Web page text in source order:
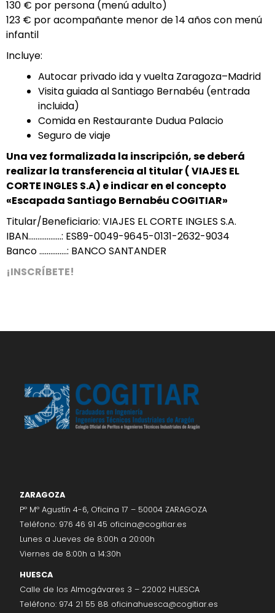
130 € por persona (menú adulto)
123 € por acompañante menor de 14 años con menú
infantil
Incluye:
Autocar privado ida y vuelta Zaragoza–Madrid
Visita guiada al Santiago Bernabéu (entrada
incluida)
Comida en Restaurante Dudua Palacio
Seguro de viaje
Una vez formalizada la inscripción, se deberá
realizar la transferencia al titular ( VIAJES EL
CORTE INGLES S.A) e indicar en el concepto
«Escapada Santiago Bernabéu COGITIAR»
Titular/Beneficiario: VIAJES EL CORTE INGLES S.A.
IBAN………………: ES89-0049-9645-0131-2632-9034
Banco ……………: BANCO SANTANDER
¡INSCRÍBETE!
ZARAGOZA
Pº Mº Agustín 4-6, Oficina 17 – 50004 ZARAGOZA
Teléfono: 976 46 91 45 oficina@cogitiar.es
Lunes a Jueves de 8:00h a 20:00h
Viernes de 8:00h a 14:30h
HUESCA
Calle de los Almogávares 3 – 22002 HUESCA
Teléfono: 974 21 55 88 oficinahuesca@cogitiar.es